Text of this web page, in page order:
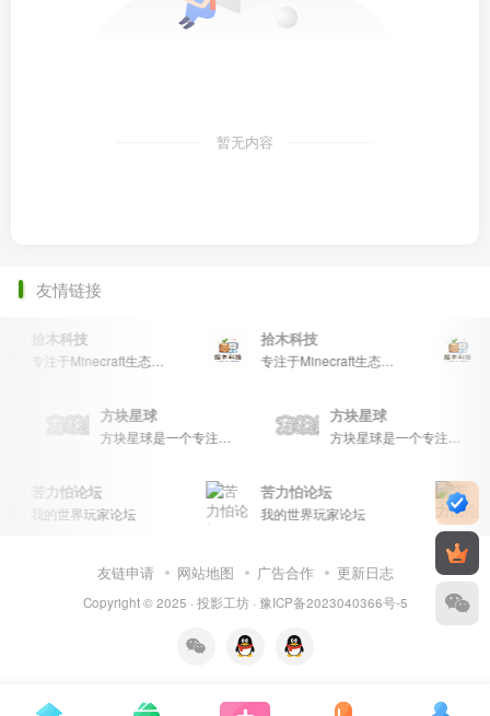
暂无内容
友情链接
拾木科技
专注于Minecraft生态建设
拾木科技
专注于Minecraft生态建设
方块星球
方块星球是一个专注于我的世界的中文论坛，提供丰富的资源分享、玩家交流和创意展示，包括地图、皮肤、数据包等内容，打造Minecraft玩家的专属社区乐园！
方块星球
方块星球是一个专注于我的世界的中文论坛，提供丰富的资源分享、玩家交流和创意展示，包括地图、皮肤、数据包等内容，打造Minecraft玩家的专属社区乐园！
苦力怕论坛
我的世界玩家论坛
苦力怕论坛
我的世界玩家论坛
友链申请 网站地图 广告合作 更新日志
Copyright © 2025 · 投影工坊· 豫ICP备2023040366号-5